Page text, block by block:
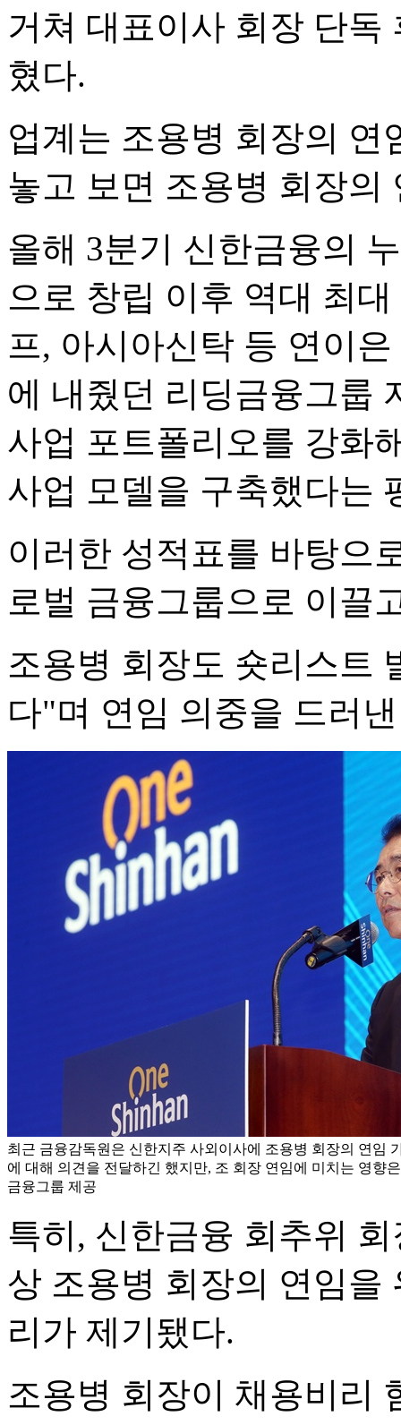
거쳐 대표이사 회장 단
혔다.
업계는 조용병 회장의 연
놓고 보면 조용병 회장의
올해 3분기 신한금융의
으로 창립 이후 역대 최
프, 아시아신탁 등 연이
에 내줬던 리딩금융그룹
사업 포트폴리오를 강화
사업 모델을 구축했다는
이러한 성적표를 바탕으
로벌 금융그룹으로 이끌
조용병 회장도 숏리스트
다"며 연임 의중을 드러
최근 금융감독원은 신한지주 사외이사에 조용병 회장의 연임
에 대해 의견을 전달하긴 했지만, 조 회장 연임에 미치는 영향
금융그룹 제공
특히, 신한금융 회추위
상 조용병 회장의 연임을
리가 제기됐다.
조용병 회장이 채용비리